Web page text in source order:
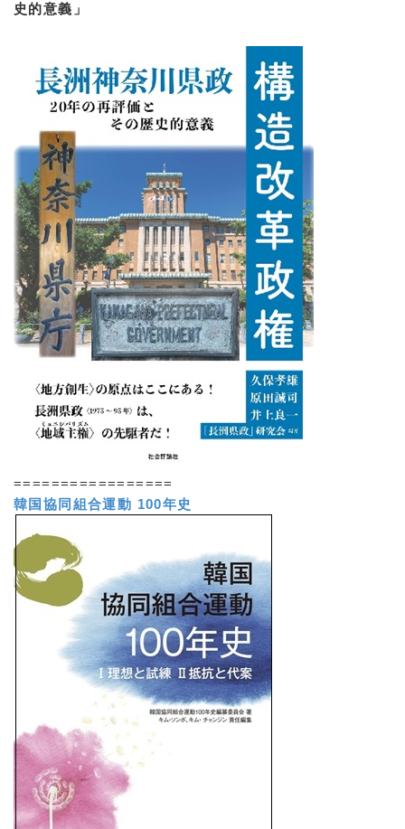
史的意義」
=================
韓国協同組合運動 100年史